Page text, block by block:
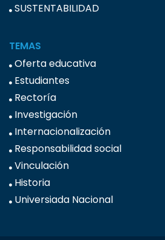
SUSTENTABILIDAD
TEMAS
Oferta educativa
Estudiantes
Rectoría
Investigación
Internacionalización
Responsabilidad social
Vinculación
Historia
Universiada Nacional